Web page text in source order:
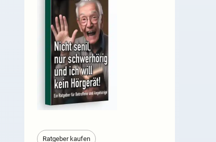
Ratgeber kaufen